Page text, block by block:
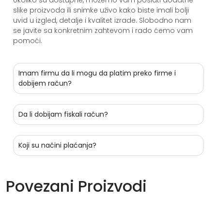
slike proizvoda ili snimke uživo kako biste imali bolji
uvid u izgled, detalje i kvalitet izrade. Slobodno nam
se javite sa konkretnim zahtevom i rado ćemo vam
pomoći.
Imam firmu da li mogu da platim preko firme i
dobijem račun?
Da li dobijam fiskali račun?
Koji su načini plaćanja?
Povezani Proizvodi